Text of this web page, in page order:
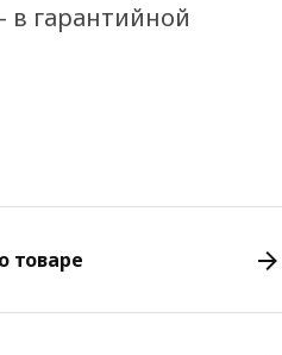
в гарантийной
товаре